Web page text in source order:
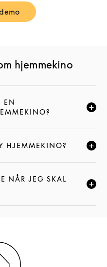
Opens in New Tab
hjemmekino
EN
BESKRIVELSEN, OG
HJEMMEKINO?
BESKRIVELSEN, OG
NÅR JEG SKAL
BESKRIVELSEN, OG